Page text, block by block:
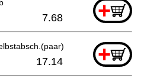
+
7.68
+
17.14